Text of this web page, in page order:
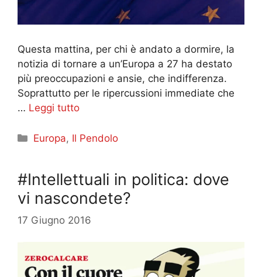
Questa mattina, per chi è andato a dormire, la
notizia di tornare a un’Europa a 27 ha destato
più preoccupazioni e ansie, che indifferenza.
Soprattutto per le ripercussioni immediate che
… Leggi tutto
Categorie
Europa, Il Pendolo
#Intellettuali in politica: dove
vi nascondete?
17 Giugno 2016